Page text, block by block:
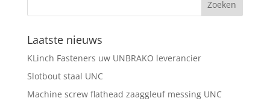
Laatste nieuws
KLinch Fasteners uw UNBRAKO leverancier
Slotbout staal UNC
Machine screw flathead zaaggleuf messing UNC